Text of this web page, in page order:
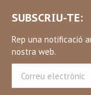
SUBSCRIU-TE:
Rep una notificació
nostra web.
electrònic